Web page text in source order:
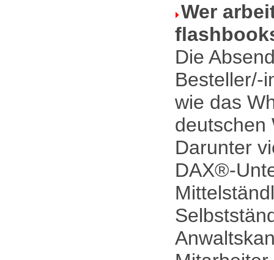
Wer
Die
Besteller/-
wie das
deutschen
Darunter
DAX®-